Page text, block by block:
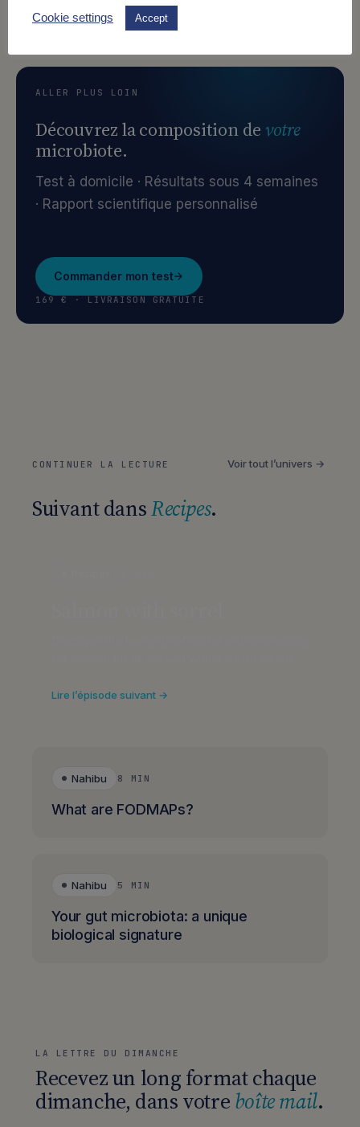
Citer cet article →
ALLER PLUS LOIN
Découvrez la composition de votre
microbiote.
Test à domicile · Résultats sous 4 semaines
· Rapport scientifique personnalisé
Commander mon test
169 € · LIVRAISON GRATUITE
CONTINUER LA LECTURE Voir tout l’univers →
Suivant dansRecipes.
Lire l’épisode suivant →
Nahibu 8 MIN
What are FODMAPs?
Nahibu 5 MIN
Your gut microbiota: a unique
biological signature
LA LETTRE DU DIMANCHE
Recevez un long format chaque
dimanche, dans votreboîte mail.
Cookie settings Accept